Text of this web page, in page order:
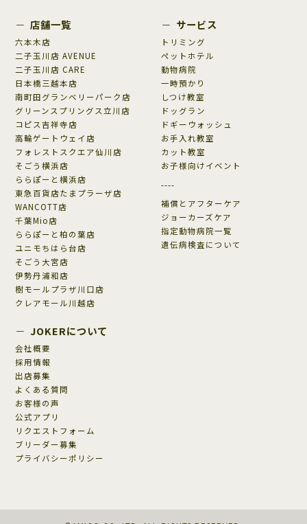
店舗一覧
六本木店
二子玉川店 AVENUE
二子玉川店 CARE
日本橋三越本店
南町田グランベリーパーク店
グリーンスプリングス立川店
コピス吉祥寺店
高輪ゲートウェイ店
フォレストスクエア仙川店
そごう横浜店
ららぽーと横浜店
東急百貨店たまプラーザ店
WANCOTT店
千葉Mio店
ららぽーと柏の葉店
ユニモちはら台店
そごう大宮店
伊勢丹浦和店
樹モールプラザ川口店
クレアモール川越店
サービス
トリミング
ペットホテル
動物病院
一時預かり
しつけ教室
ドッグラン
ドギーウォッシュ
お手入れ教室
カット教室
お子様向けイベント
----
補償とアフターケア
ジョーカーズケア
指定動物病院一覧
遺伝病検査について
JOKERについて
会社概要
採用情報
出店募集
よくある質問
お客様の声
公式アプリ
リクエストフォーム
ブリーダー募集
プライバシーポリシー